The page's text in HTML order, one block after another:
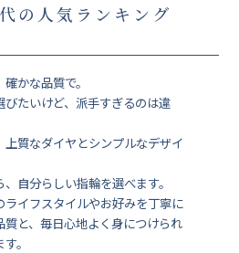
の人気ランキング
かな品質で。
びたいけど、派手すぎるのは違
質なダイヤとシンプルなデザイ
自分らしい指輪を選べます。
ライフスタイルやお好みを丁寧に
と、毎日心地よく身につけられ
。